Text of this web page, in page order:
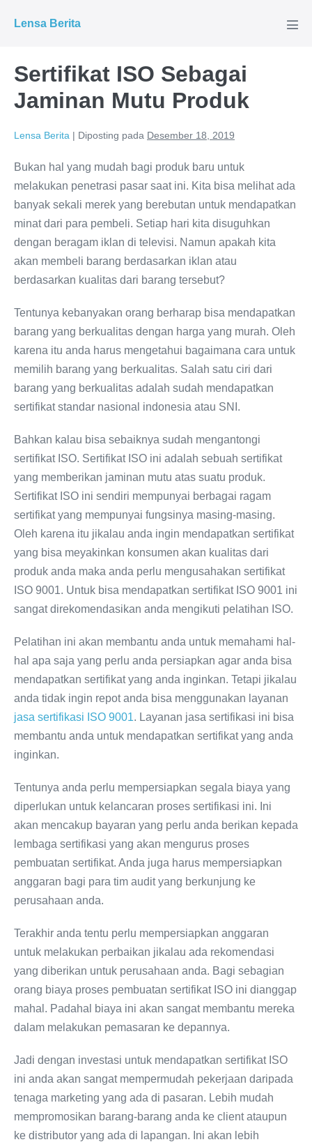
Lensa Berita
Sertifikat ISO Sebagai
Jaminan Mutu Produk
Lensa Berita | Diposting pada Desember 18, 2019
Bukan hal yang mudah bagi produk baru untuk
melakukan penetrasi pasar saat ini. Kita bisa melihat ada
banyak sekali merek yang berebutan untuk mendapatkan
minat dari para pembeli. Setiap hari kita disuguhkan
dengan beragam iklan di televisi. Namun apakah kita
akan membeli barang berdasarkan iklan atau
berdasarkan kualitas dari barang tersebut?
Tentunya kebanyakan orang berharap bisa mendapatkan
barang yang berkualitas dengan harga yang murah. Oleh
karena itu anda harus mengetahui bagaimana cara untuk
memilih barang yang berkualitas. Salah satu ciri dari
barang yang berkualitas adalah sudah mendapatkan
sertifikat standar nasional indonesia atau SNI.
Bahkan kalau bisa sebaiknya sudah mengantongi
sertifikat ISO. Sertifikat ISO ini adalah sebuah sertifikat
yang memberikan jaminan mutu atas suatu produk.
Sertifikat ISO ini sendiri mempunyai berbagai ragam
sertifikat yang mempunyai fungsinya masing-masing.
Oleh karena itu jikalau anda ingin mendapatkan sertifikat
yang bisa meyakinkan konsumen akan kualitas dari
produk anda maka anda perlu mengusahakan sertifikat
ISO 9001. Untuk bisa mendapatkan sertifikat ISO 9001 ini
sangat direkomendasikan anda mengikuti pelatihan ISO.
Pelatihan ini akan membantu anda untuk memahami hal-
hal apa saja yang perlu anda persiapkan agar anda bisa
mendapatkan sertifikat yang anda inginkan. Tetapi jikalau
anda tidak ingin repot anda bisa menggunakan layanan
jasa sertifikasi ISO 9001. Layanan jasa sertifikasi ini bisa
membantu anda untuk mendapatkan sertifikat yang anda
inginkan.
Tentunya anda perlu mempersiapkan segala biaya yang
diperlukan untuk kelancaran proses sertifikasi ini. Ini
akan mencakup bayaran yang perlu anda berikan kepada
lembaga sertifikasi yang akan mengurus proses
pembuatan sertifikat. Anda juga harus mempersiapkan
anggaran bagi para tim audit yang berkunjung ke
perusahaan anda.
Terakhir anda tentu perlu mempersiapkan anggaran
untuk melakukan perbaikan jikalau ada rekomendasi
yang diberikan untuk perusahaan anda. Bagi sebagian
orang biaya proses pembuatan sertifikat ISO ini dianggap
mahal. Padahal biaya ini akan sangat membantu mereka
dalam melakukan pemasaran ke depannya.
Jadi dengan investasi untuk mendapatkan sertifikat ISO
ini anda akan sangat mempermudah pekerjaan daripada
tenaga marketing yang ada di pasaran. Lebih mudah
mempromosikan barang-barang anda ke client ataupun
ke distributor yang ada di lapangan. Ini akan lebih